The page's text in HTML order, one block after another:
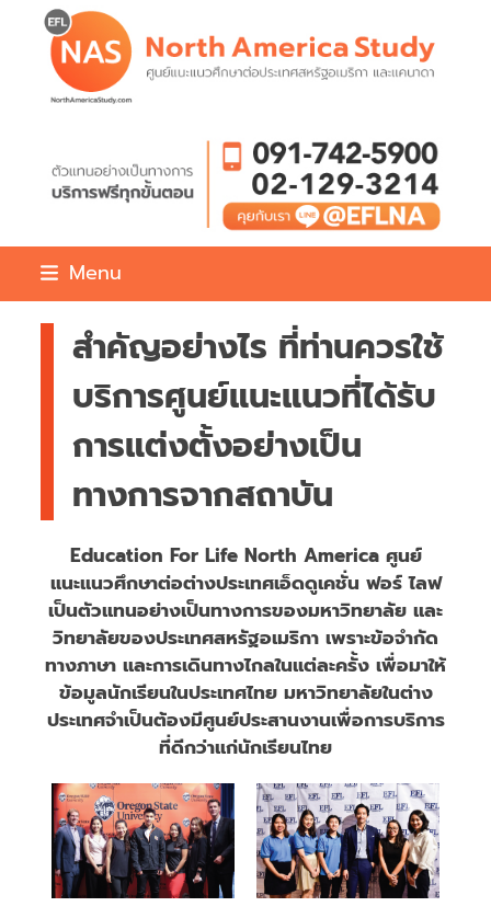
content
Menu
สำคัญอย่างไร ที่ท่านควรใช้
บริการศูนย์แนะแนวที่ได้รับ
การแต่งตั้งอย่างเป็น
ทางการจากสถาบัน
Education For Life North America ศูนย์
แนะแนวศึกษาต่อต่างประเทศเอ็ดดูเคชั่น ฟอร์ ไลฟ
เป็นตัวแทนอย่างเป็นทางการของมหาวิทยาลัย และ
วิทยาลัยของประเทศสหรัฐอเมริกา เพราะข้อจำกัด
ทางภาษา และการเดินทางไกลในแต่ละครั้ง เพื่อมาให้
ข้อมูลนักเรียนในประเทศไทย มหาวิทยาลัยในต่าง
ประเทศจำเป็นต้องมีศูนย์ประสานงานเพื่อการบริการ
ที่ดีกว่าแก่นักเรียนไทย